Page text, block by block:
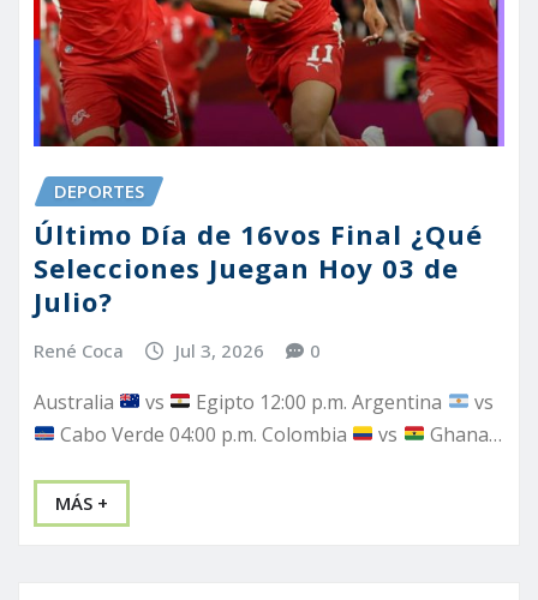
DEPORTES
Último Día de 16vos Final ¿Qué
Selecciones Juegan Hoy 03 de
Julio?
René Coca Jul 3, 2026 0
Australia vs Egipto 12:00 p.m. Argentina
vs
Cabo Verde 04:00 p.m. Colombia
vs Ghana…
MÁS +